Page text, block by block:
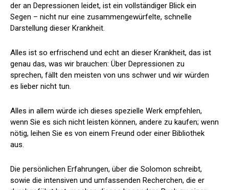
der an Depressionen leidet, ist ein vollständiger Blick ein
Segen – nicht nur eine zusammengewürfelte, schnelle
Darstellung dieser Krankheit.
Alles ist so erfrischend und echt an dieser Krankheit, das ist
genau das, was wir brauchen: Über Depressionen zu
sprechen, fällt den meisten von uns schwer und wir würden
es lieber nicht tun.
Alles in allem würde ich dieses spezielle Werk empfehlen,
wenn Sie es sich nicht leisten können, andere zu kaufen; wenn
nötig, leihen Sie es von einem Freund oder einer Bibliothek
aus.
Die persönlichen Erfahrungen, über die Solomon schreibt,
sowie die intensiven und umfassenden Recherchen, die er